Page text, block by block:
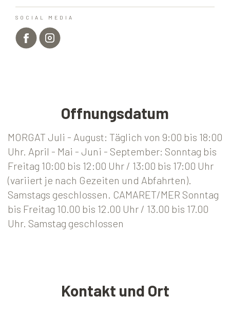
SOCIAL MEDIA
Offnungsdatum
MORGAT Juli - August: Täglich von 9:00 bis 18:00
Uhr. April - Mai - Juni - September: Sonntag bis
Freitag 10:00 bis 12:00 Uhr / 13:00 bis 17:00 Uhr
(variiert je nach Gezeiten und Abfahrten).
Samstags geschlossen. CAMARET/MER Sonntag
bis Freitag 10.00 bis 12.00 Uhr / 13.00 bis 17.00
Uhr. Samstag geschlossen
Kontakt und Ort